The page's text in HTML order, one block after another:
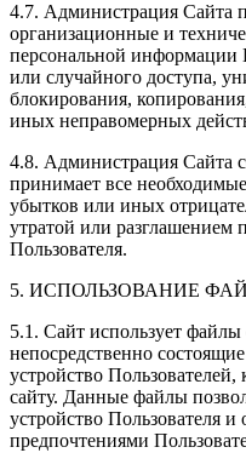
4.7. Администрация Сайта
организационные и
персональной информации
или случайного доступа,
блокирования,
иных неправомерных
4.8. Администрация Сайта
принимает все
убытков или иных
утратой или разглашением
Пользователя.
5. ИСПОЛЬЗОВАНИЕ
5.1. Сайт использует
непосредственно
устройство Пользователей,
сайту. Данные файлы
устройство Пользователя и
предпочтениями